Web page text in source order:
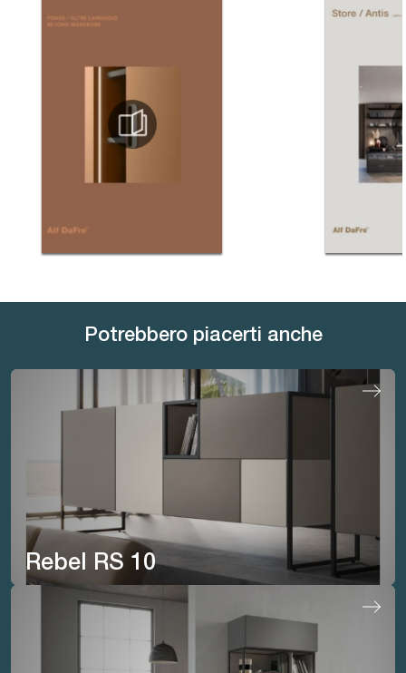
Potrebbero piacerti anche
Rebel RS 10